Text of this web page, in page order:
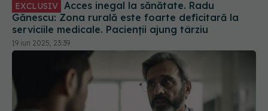
EXCLUSIV
Gănescu: Zona rurală este foarte deficitară la
serviciile medicale. Pacienții ajung târziu
19 iun 2025, 23:39